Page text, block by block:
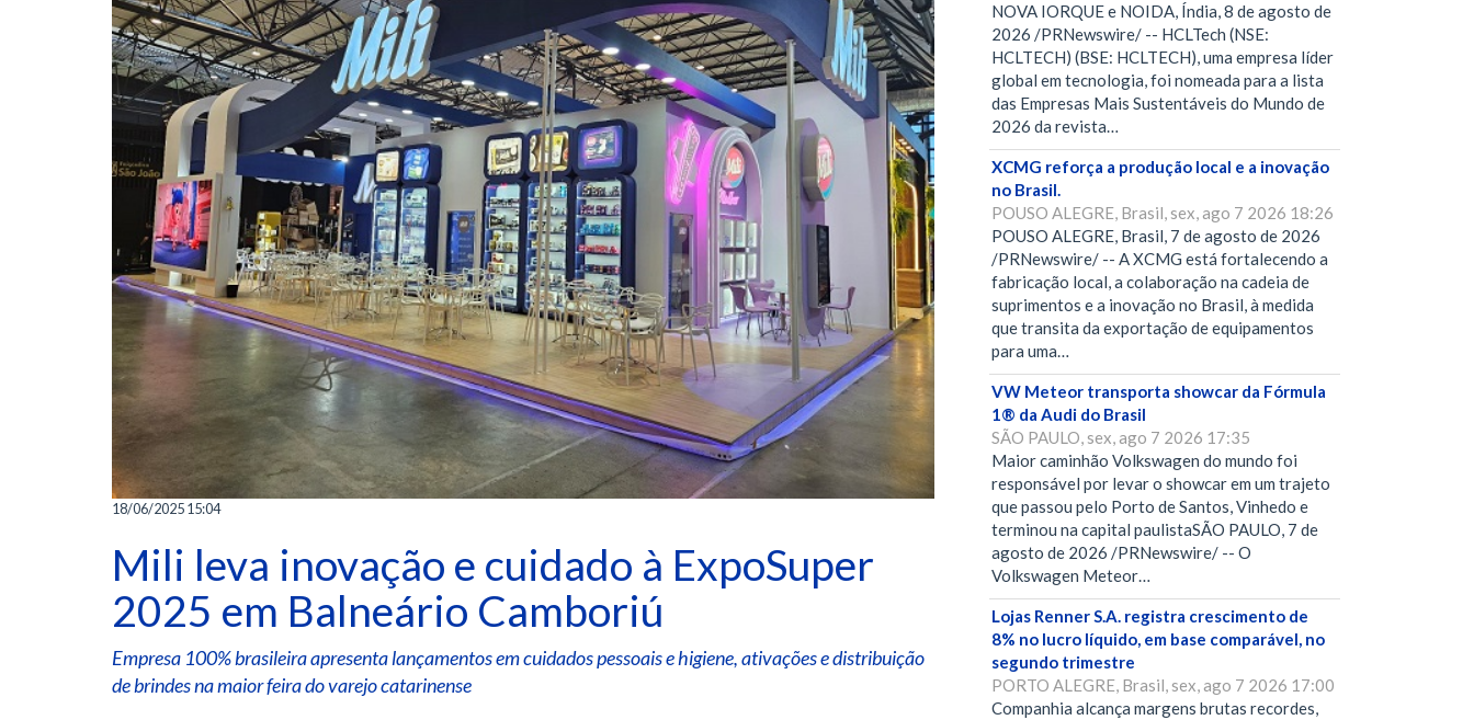
18/06/2025 15:04
Mili leva inovação e cuidado à ExpoSuper
2025 em Balneário Camboriú
Empresa 100% brasileira apresenta lançamentos em cuidados pessoais e higiene, ativações e distribuição
de brindes na maior feira do varejo catarinense
NOVA IORQUE e NOIDA, Índia, 8 de agosto de
2026 /PRNewswire/ -- HCLTech (NSE:
HCLTECH) (BSE: HCLTECH), uma empresa líder
global em tecnologia, foi nomeada para a lista
das Empresas Mais Sustentáveis do Mundo de
2026 da revista…
XCMG reforça a produção local e a inovação
no Brasil.
POUSO ALEGRE, Brasil, sex, ago 7 2026 18:26
POUSO ALEGRE, Brasil, 7 de agosto de 2026
/PRNewswire/ -- A XCMG está fortalecendo a
fabricação local, a colaboração na cadeia de
suprimentos e a inovação no Brasil, à medida
que transita da exportação de equipamentos
para uma…
VW Meteor transporta showcar da Fórmula
1® da Audi do Brasil
SÃO PAULO, sex, ago 7 2026 17:35
Maior caminhão Volkswagen do mundo foi
responsável por levar o showcar em um trajeto
que passou pelo Porto de Santos, Vinhedo e
terminou na capital paulistaSÃO PAULO, 7 de
agosto de 2026 /PRNewswire/ -- O
Volkswagen Meteor…
Lojas Renner S.A. registra crescimento de
8% no lucro líquido, em base comparável, no
segundo trimestre
PORTO ALEGRE, Brasil, sex, ago 7 2026 17:00
Companhia alcança margens brutas recordes,